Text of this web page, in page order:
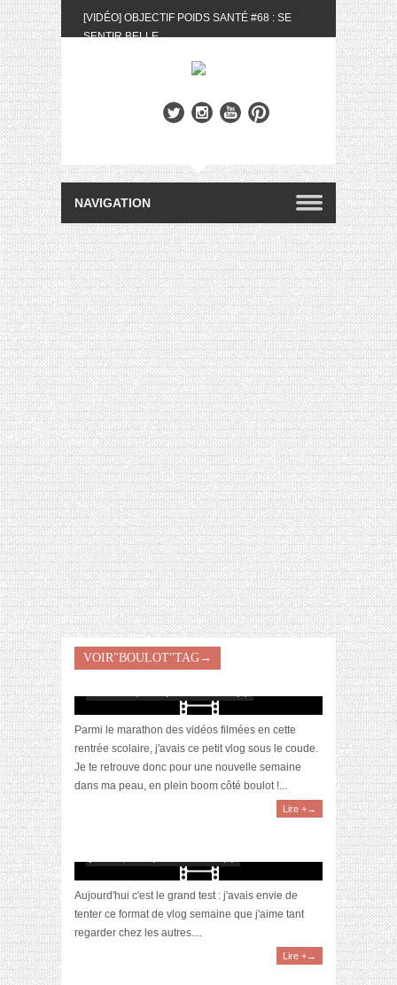
[VIDÉO] OBJECTIF POIDS SANTÉ #68 : SE
SENTIR BELLE
BIOTYFULL BOX DU MOIS DE MAI 2024 FEAT.
[VIDÉO] QUITOQUE #10 : MEAL PREP &
CONVIVIALITÉ
[VIDÉO] UNBOXING : LES MY LITTLE &
BIOTYFULL BOX DU MOIS D’AVRIL 2024
FEAT. AKILA
[VIDÉO] OBJECTIF POIDS SANTÉ #67 : L’AVIS
DES AUTRES, CE N’EST QUE LA VIE DES
AUTRES
[VIDÉO] UNBOXING : LES MY LITTLE &
BIOTYFULL BOX DES MOIS DE FÉVRIER ET
MARS 2024 FEAT. AKILA
[VIDÉO] LA SÉLECTION DU MOIS
#JANVIER2024
[VIDÉO] HELLOFRESH #34 : IDÉES
RECETTES RISOTTO
VOIR"BOULOT"TAG→
[Vidéo] Weekly Vlog : une rentrée
mouvementée !
Parmi le marathon des vidéos filmées en cette
rentrée scolaire, j'avais ce petit vlog sous le coude.
Je te retrouve donc pour une nouvelle semaine
dans ma peau, en plein boom côté boulot !...
Lire +→
[Vidéo] Weekly Vlog : chef d’entreprise et
Aujourd'hui c'est le grand test : j'avais envie de
tenter ce format de vlog semaine que j'aime tant
regarder chez les autres....
Lire +→
[Vidéo] Reconversion : Une bonne nouvelle ??